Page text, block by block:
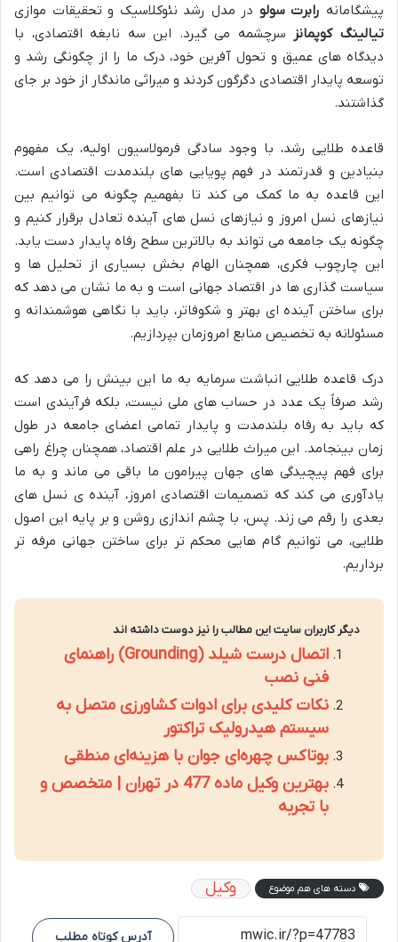
پیشگامانه رابرت سولو در مدل رشد نئوکلاسیک و تحقیقات موازی
تیالینگ کوپمانز سرچشمه می گیرد. این سه نابغه اقتصادی، با
دیدگاه های عمیق و تحول آفرین خود، درک ما را از چگونگی رشد و
توسعه پایدار اقتصادی دگرگون کردند و میراثی ماندگار از خود بر جای
گذاشتند.
قاعده طلایی رشد، با وجود سادگی فرمولاسیون اولیه، یک مفهوم
بنیادین و قدرتمند در فهم پویایی های بلندمدت اقتصادی است.
این قاعده به ما کمک می کند تا بفهمیم چگونه می توانیم بین
نیازهای نسل امروز و نیازهای نسل های آینده تعادل برقرار کنیم و
چگونه یک جامعه می تواند به بالاترین سطح رفاه پایدار دست یابد.
این چارچوب فکری، همچنان الهام بخش بسیاری از تحلیل ها و
سیاست گذاری ها در اقتصاد جهانی است و به ما نشان می دهد که
برای ساختن آینده ای بهتر و شکوفاتر، باید با نگاهی هوشمندانه و
مسئولانه به تخصیص منابع امروزمان بپردازیم.
درک قاعده طلایی انباشت سرمایه به ما این بینش را می دهد که
رشد صرفاً یک عدد در حساب های ملی نیست، بلکه فرآیندی است
که باید به رفاه بلندمدت و پایدار تمامی اعضای جامعه در طول
زمان بینجامد. این میراث طلایی در علم اقتصاد، همچنان چراغ راهی
برای فهم پیچیدگی های جهان پیرامون ما باقی می ماند و به ما
یادآوری می کند که تصمیمات اقتصادی امروز، آینده ی نسل های
بعدی را رقم می زند. پس، با چشم اندازی روشن و بر پایه این اصول
طلایی، می توانیم گام هایی محکم تر برای ساختن جهانی مرفه تر
برداریم.
دیگر کاربران سایت این مطالب را نیز دوست داشته اند
اتصال درست شیلد (Grounding) راهنمای
فنی نصب
نکات کلیدی برای ادوات کشاورزی متصل به
سیستم هیدرولیک تراکتور
بوتاکس چهره‌ای جوان با هزینه‌ای منطقی
بهترین وکیل ماده 477 در تهران | متخصص و
با تجربه
دسته های هم موضوع وکیل
آدرس کوتاه مطلب